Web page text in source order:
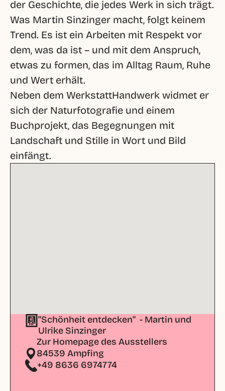
der Geschichte, die jedes Werk in sich trägt.
Was Martin Sinzinger macht, folgt keinem
Trend. Es ist ein Arbeiten mit Respekt vor
dem, was da ist – und mit dem Anspruch,
etwas zu formen, das im Alltag Raum, Ruhe
und Wert erhält.
Neben dem WerkstattHandwerk widmet er
sich der Naturfotografie und einem
Buchprojekt, das Begegnungen mit
Landschaft und Stille in Wort und Bild
“Schönheit entdecken“  - Martin und
Ulrike Sinzinger
Zur Homepage des Ausstellers
84539 Ampfing
+49 8636 6974774